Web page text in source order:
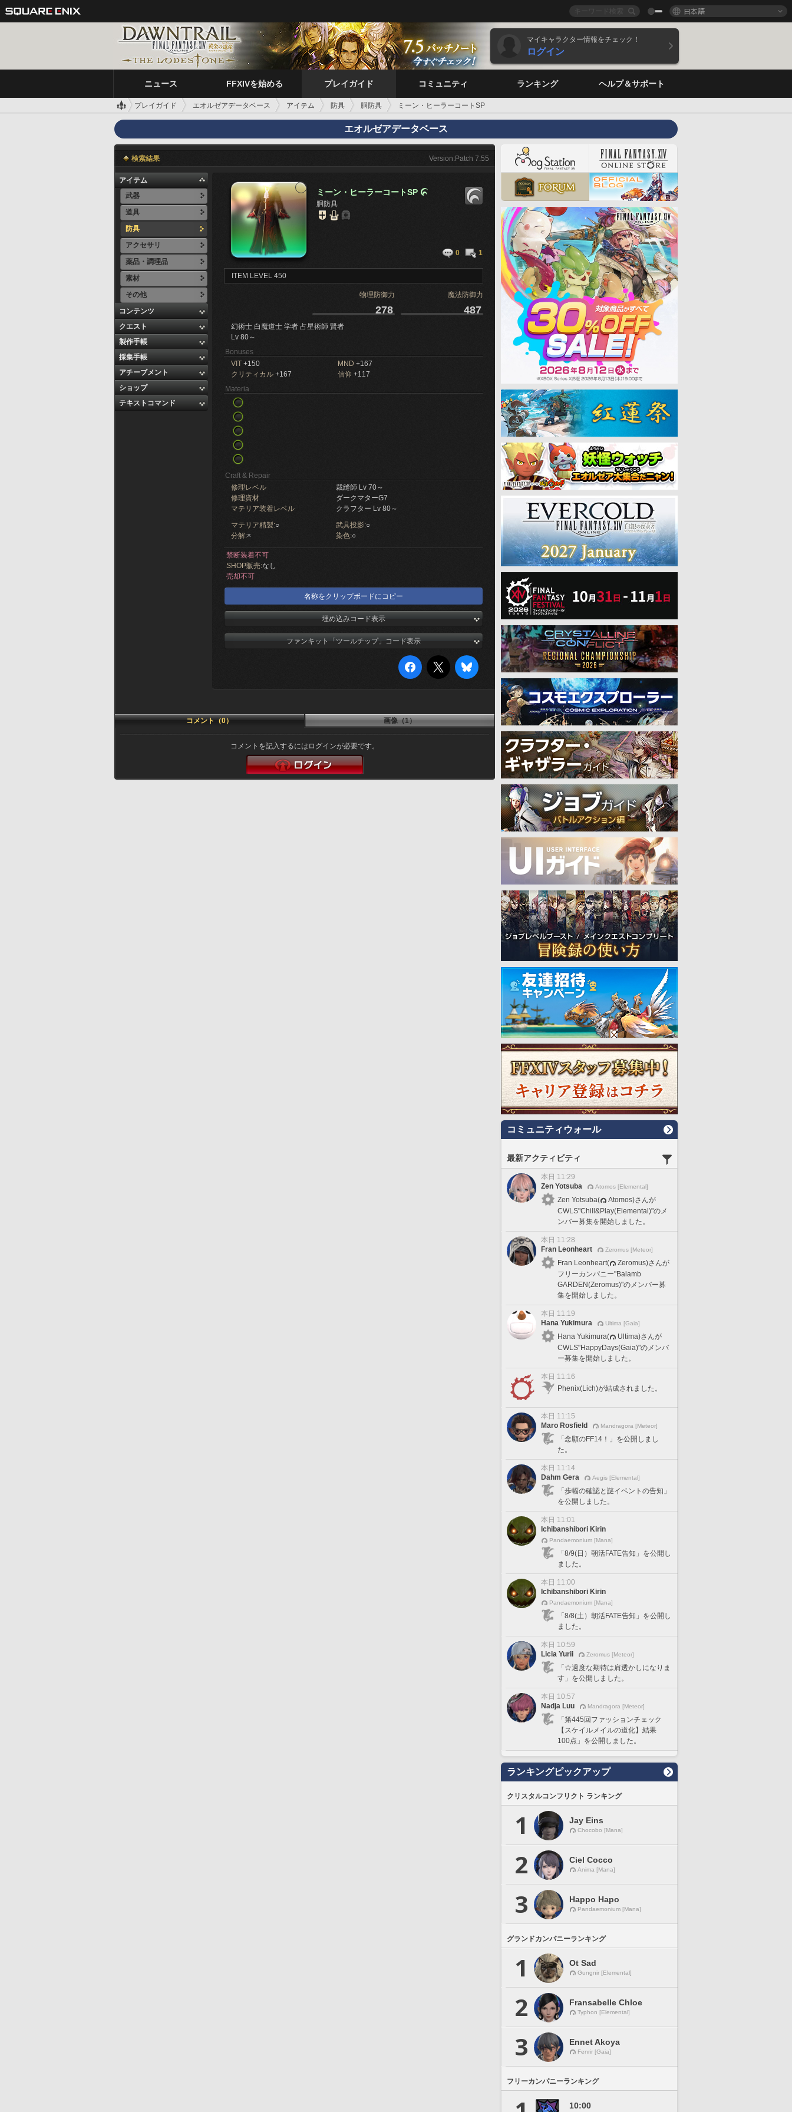
日本語
マイキャラクター情報をチェック！
ログイン
ニュース FFXIVを始める プレイガイド コミュニティ ランキング ヘルプ＆サポート
プレイガイド エオルゼアデータベース アイテム 防具 胴防具 ミーン・ヒーラーコートSP
エオルゼアデータベース
検索結果 Version:Patch 7.55
アイテム
武器
道具
防具
アクセサリ
薬品・調理品
素材
その他
コンテンツ
クエスト
製作手帳
採集手帳
アチーブメント
ショップ
テキストコマンド
ミーン・ヒーラーコートSP 
胴防具
0 1
ITEM LEVEL 450
物理防御力 魔法防御力
278 487
幻術士 白魔道士 学者 占星術師 賢者
Lv 80～
Bonuses
VIT +150 MND +167
クリティカル +167 信仰 +117
Materia
Craft & Repair
修理レベル
裁縫師 Lv 70～
修理資材
ダークマターG7
マテリア装着レベル
クラフター Lv 80～
マテリア精製:○ 武具投影:○
分解:× 染色:○
禁断装着不可
SHOP販売:なし
売却不可
名称をクリップボードにコピー
埋め込みコード表示
ファンキット「ツールチップ」コード表示
コメント（0） 画像（1）
コメントを記入するにはログインが必要です。
コミュニティウォール
最新アクティビティ
本日 11:29
Zen Yotsuba
Atomos [Elemental]
Zen Yotsuba(
Atomos)さんが
CWLS"Chill&Play(Elemental)"のメ
ンバー募集を開始しました。
本日 11:28
Fran Leonheart
Zeromus [Meteor]
Fran Leonheart(
Zeromus)さんが
フリーカンパニー"Balamb
GARDEN(Zeromus)"のメンバー募
集を開始しました。
本日 11:19
Hana Yukimura
Ultima [Gaia]
Hana Yukimura(
Ultima)さんが
CWLS"HappyDays(Gaia)"のメンバ
ー募集を開始しました。
本日 11:16
Phenix(Lich)が結成されました。
本日 11:15
Maro Rosfield
Mandragora [Meteor]
「念願のFF14！」を公開しまし
た。
本日 11:14
Dahm Gera
Aegis [Elemental]
「歩幅の確認と謎イベントの告知」
を公開しました。
本日 11:01
Ichibanshibori Kirin
Pandaemonium [Mana]
「8/9(日）朝活FATE告知」を公開し
ました。
本日 11:00
Ichibanshibori Kirin
Pandaemonium [Mana]
「8/8(土）朝活FATE告知」を公開し
ました。
本日 10:59
Licia Yurii
Zeromus [Meteor]
「☆過度な期待は肩透かしになりま
す」を公開しました。
本日 10:57
Nadja Luu
Mandragora [Meteor]
「第445回ファッションチェック
【スケイルメイルの道化】結果
100点」を公開しました。
ランキングピックアップ
クリスタルコンフリクト ランキング
1 Jay Eins
Chocobo [Mana]
2 Ciel Cocco
Anima [Mana]
3 Happo Hapo
Pandaemonium [Mana]
グランドカンパニーランキング
1 Ot Sad
Gungnir [Elemental]
2 Fransabelle Chloe
Typhon [Elemental]
3 Ennet Akoya
Fenrir [Gaia]
フリーカンパニーランキング
10:00